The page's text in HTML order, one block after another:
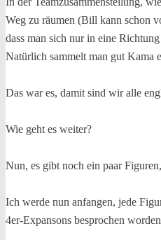
Weg zu räumen (Bill kann schon
dass man sich nur in eine
Natürlich sammelt man gut Kama
Das war es, damit sind wir alle
Wie geht es weiter?
Nun, es gibt noch ein paar
Ich werde nun anfangen, jede
4er-Expansons besprochen